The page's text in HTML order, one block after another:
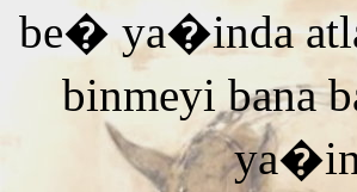
be� ya�inda
binmeyi bana